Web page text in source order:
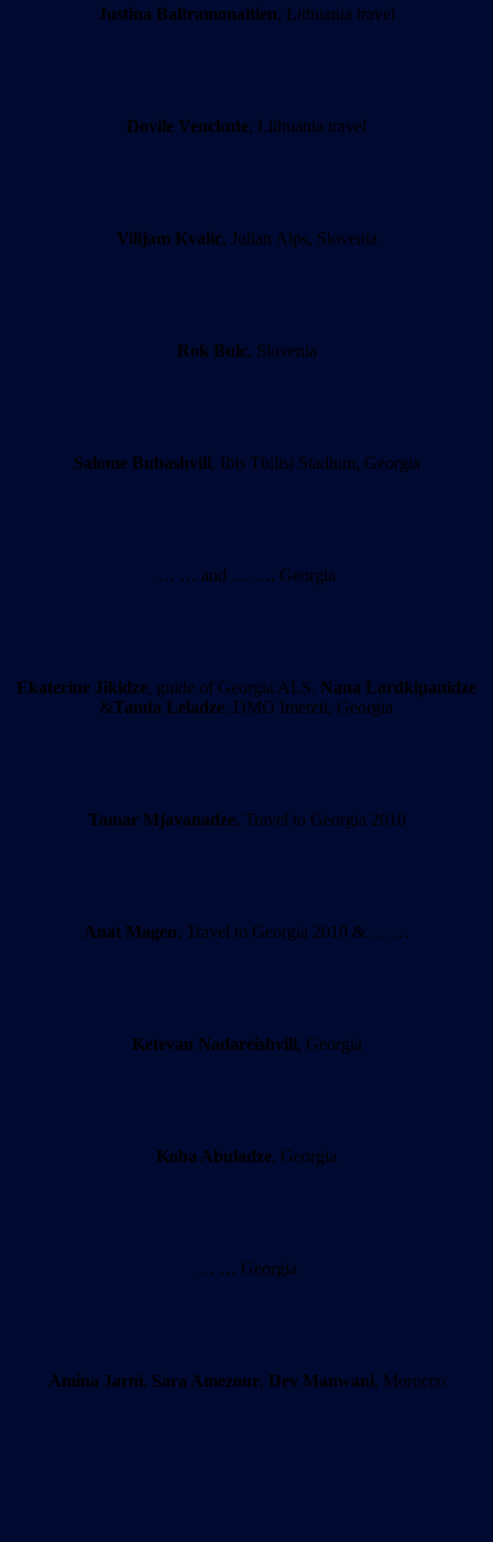
Justina Baltramonaitien, Lithuania travel
Dovile Venckute, Lithuania travel
Vilijam Kvalic, Julian Alps, Slovenia
Rok Bulc, Slovenia
Salome Bubashvili, Ibis Tbilisi Stadium, Georgia
… … and … …, Georgia
Ekaterine Jikidze, guide of Georgia ALS, Nana Lordkipanidze
&Tamta Leladze, DMO Imereti, Georgia
Tamar Mjavanadze, Travel to Georgia 2010
Anat Magen, Travel to Georgia 2010 & … …
Ketevan Nadareishvili, Georgia
Koba Abuladze, Georgia
… … Georgia
Amina Jarni, Sara Amezour, Dev Manwani, Morocco